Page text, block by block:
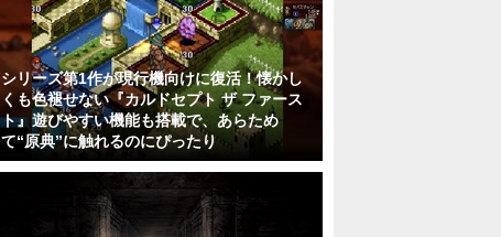
シリーズ第1作が現行機向けに復活！懐かし
くも色褪せない『カルドセプト ザ ファース
ト』遊びやすい機能も搭載で、あらため
て“原典”に触れるのにぴったり